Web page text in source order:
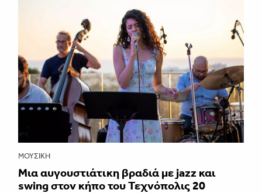
ΜΟΥΣΙΚΉ
Μια αυγουστιάτικη βραδιά με jazz και
swing στον κήπο του Τεχνόπολις 20